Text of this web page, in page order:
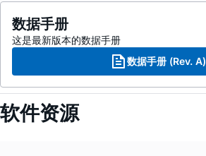
数据手册
这是最新版本的数据手册
数据手册 (Rev. A)
软件资源